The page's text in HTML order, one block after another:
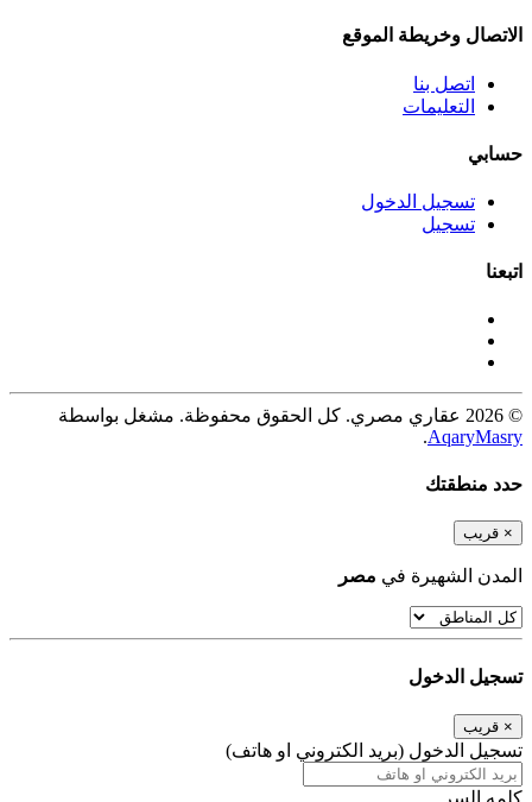
الاتصال وخريطة الموقع
اتصل بنا
التعليمات
حسابي
تسجيل الدخول
تسجيل
اتبعنا
© 2026 عقاري مصري. كل الحقوق محفوظة. مشغل بواسطة
AqaryMasry
.
حدد منطقتك
× قريب
المدن الشهيرة في مصر
تسجيل الدخول
× قريب
تسجيل الدخول (بريد الكتروني او هاتف)
كلمه السر